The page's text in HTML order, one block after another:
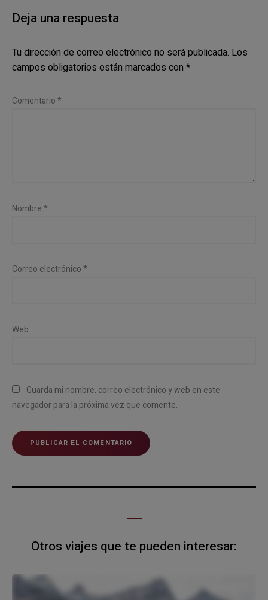
Deja una respuesta
Tu dirección de correo electrónico no será publicada. Los
campos obligatorios están marcados con *
Comentario*
Nombre*
Correo electrónico*
Web
Guarda mi nombre, correo electrónico y web en este
navegador para la próxima vez que comente.
Otros viajes que te pueden interesar: